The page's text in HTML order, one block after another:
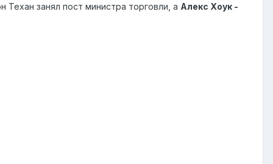
занял пост министра торговли, а Алекс Хоук -